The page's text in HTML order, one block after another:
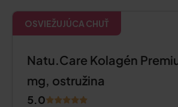
OSVIEŽUJÚCA CHUŤ
Natu.Care Kolagén
mg, ostružina
5.0